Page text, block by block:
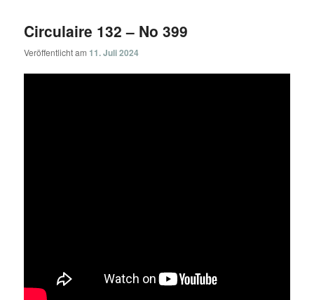
Circulaire 132 – No 399
Veröffentlicht am 11. Juli 2024